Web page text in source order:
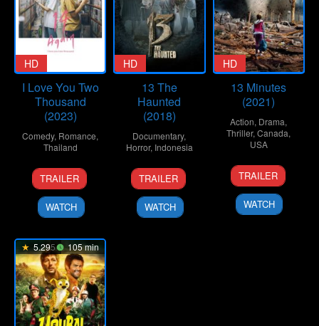
HD
I Love You Two
Thousand
(2023)
Comedy, Romance,
Thailand
12
Oct
2023
Nareubadee
Wetchakam
TRAILER
WATCH
HD
13 The
Haunted
(2018)
Documentary,
Horror, Indonesia
26
Jul
2018
Muhammad
Rusni
TRAILER
WATCH
HD
13 Minutes
(2021)
Action, Drama,
Thriller,Canada,
USA
29
Oct
2021
Lindsay
Gossling
TRAILER
WATCH
5.295 105 min